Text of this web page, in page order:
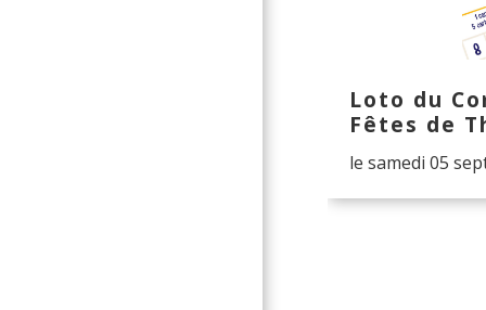
Loto du
Fêtes de
le samedi 05